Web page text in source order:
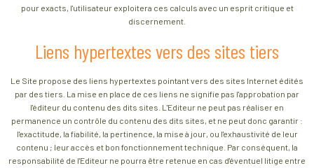
pour exacts, l'utilisateur exploitera ces calculs avec un esprit critique et
discernement.
Liens hypertextes vers des sites tiers
Le Site propose des liens hypertextes pointant vers des sites Internet édités
par des tiers. La mise en place de ces liens ne signifie pas l'approbation par
l'éditeur du contenu des dits sites. L'Editeur ne peut pas réaliser en
permanence un contrôle du contenu des dits sites, et ne peut donc garantir :
l'exactitude, la fiabilité, la pertinence, la mise à jour, ou l'exhaustivité de leur
contenu ; leur accès et bon fonctionnement technique. Par conséquent, la
responsabilité de l'Editeur ne pourra être retenue en cas d'éventuel litige entre